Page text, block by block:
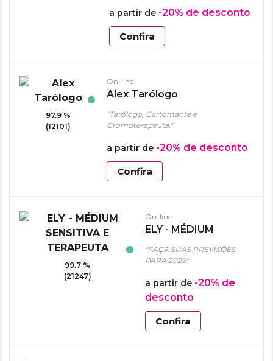
a partir de -20% de desconto
Confira
97.9 %
(12101)
On-line
Alex Tarólogo
"Tarólogo, Cartomante e
Cromoterapeuta."
a partir de -20% de desconto
Confira
99.7 %
(21247)
On-line
ELY - MÉDIUM
SENSITIVA E
TERAPEUTA
"FAÇA SUAS PREVISÕES
PARA 2026"
a partir de -20% de
desconto
Confira